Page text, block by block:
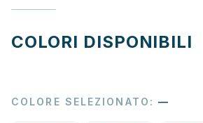
COLORI DISPONIBILI
COLORE SELEZIONATO :—